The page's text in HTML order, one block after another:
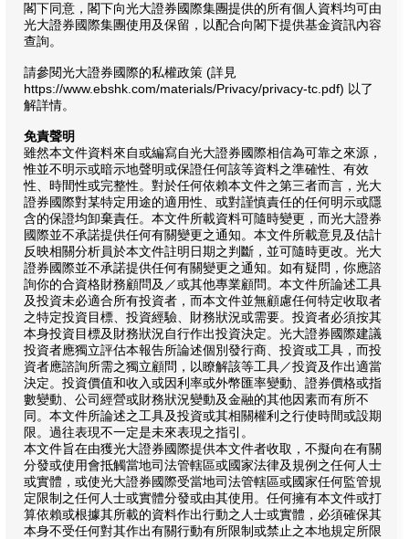
閣下同意，閣下向光大證券國際集團提供的所有個人資料均可由
光大證券國際集團使用及保留，以配合向閣下提供基金資訊內容
查詢。
請參閱光大證券國際的私權政策 (詳見
https://www.ebshk.com/materials/Privacy/privacy-tc.pdf) 以了
解詳情。
免責聲明
雖然本文件資料來自或編寫自光大證券國際相信為可靠之來源，
惟並不明示或暗示地聲明或保證任何該等資料之準確性、有效
性、時間性或完整性。對於任何依賴本文件之第三者而言，光大
證券國際對某特定用途的適用性、或對謹慎責任的任何明示或隱
含的保證均卸棄責任。本文件所載資料可隨時變更，而光大證券
國際並不承諾提供任何有關變更之通知。本文件所載意見及估計
反映相關分析員於本文件註明日期之判斷，並可隨時更改。光大
證券國際並不承諾提供任何有關變更之通知。如有疑問，你應諮
詢你的合資格財務顧問及／或其他專業顧問。本文件所論述工具
及投資未必適合所有投資者，而本文件並無顧慮任何特定收取者
之特定投資目標、投資經驗、財務狀況或需要。投資者必須按其
本身投資目標及財務狀況自行作出投資決定。光大證券國際建議
投資者應獨立評估本報告所論述個別發行商、投資或工具，而投
資者應諮詢所需之獨立顧問，以瞭解該等工具／投資及作出適當
決定。投資價值和收入或因利率或外幣匯率變動、證券價格或指
數變動、公司經營或財務狀況變動及金融的其他因素而有所不
同。本文件所論述之工具及投資或其相關權利之行使時間或設期
限。過往表現不一定是未來表現之指引。
本文件旨在由獲光大證券國際提供本文件者收取，不擬向在有關
分發或使用會抵觸當地司法管轄區或國家法律及規例之任何人士
或實體，或使光大證券國際受當地司法管轄區或國家任何監管規
定限制之任何人士或實體分發或由其使用。任何擁有本文件或打
算依賴或根據其所載的資料作出行動之人士或實體，必須確保其
本身不受任何對其作出有關行動有所限制或禁止之本地規定所限